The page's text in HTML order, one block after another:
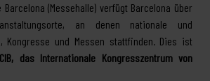
(Messehalle) verfügt Barcelona über
an denen nationale und
Kongresse und Messen stattfinden. Dies ist
das Internationale Kongresszentrum von